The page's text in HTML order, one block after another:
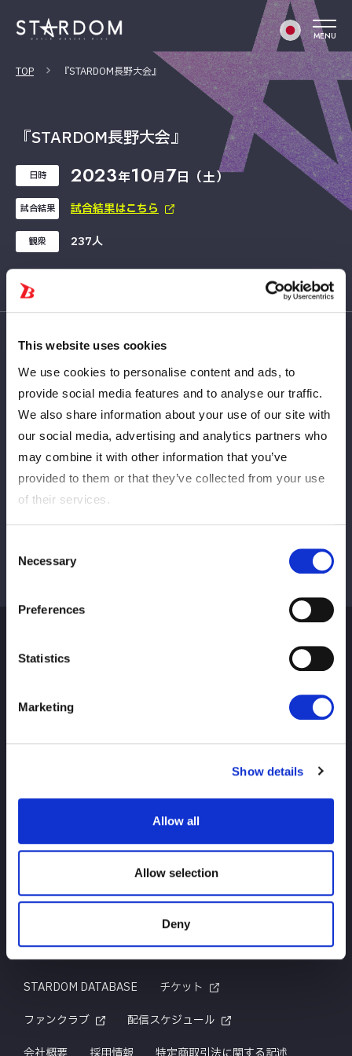
This website uses cookies
We use cookies to personalise content and ads, to
provide social media features and to analyse our traffic.
We also share information about your use of our site with
our social media, advertising and analytics partners who
may combine it with other information that you’ve
provided to them or that they’ve collected from your use
of their services.
Selection
Necessary
Preferences
Statistics
Marketing
Show details
Allow all
Allow selection
Deny
MENU
TOP 『STARDOM長野大会』
『STARDOM長野大会』
日時 2023年10月7日（土）
試合結果 試合結果はこちら
観衆 237人
PREV NEXT
VIEW ALL
選手紹介 グッズ
お問い合わせ
STARDOM DATABASE
チケット
ファンクラブ
配信スケジュール